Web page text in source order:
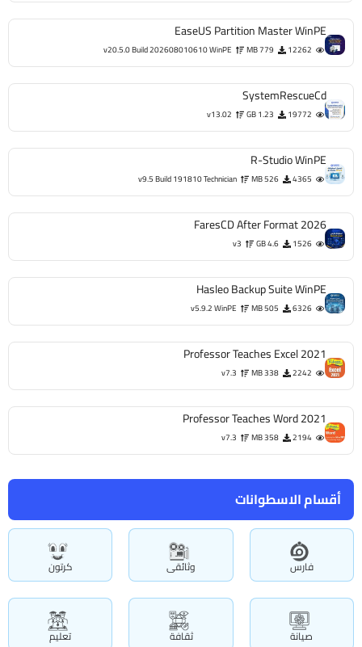
أقسام الاسطوانات
فارس وثائقى كرتون
صيانة ثقافة تعليم
EaseUS Partition Master WinPE
12262
779 MB
v20.5.0 Build 202608010610 WinPE
SystemRescueCd
19772
1.23 GB
v13.02
R-Studio WinPE
4365
526 MB
v9.5 Build 191810 Technician
FaresCD After Format 2026
1526
4.6 GB
v3
Hasleo Backup Suite WinPE
6326
505 MB
v5.9.2 WinPE
Professor Teaches Excel 2021
2242
338 MB
v7.3
Professor Teaches Word 2021
2194
358 MB
v7.3